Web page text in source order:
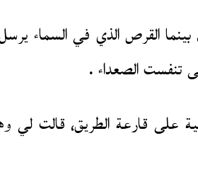
القرص الذي في السماء
تنفست الصعداء .
أعطيت لأمي 50 درهما، متعللا بأني عثرت على 100